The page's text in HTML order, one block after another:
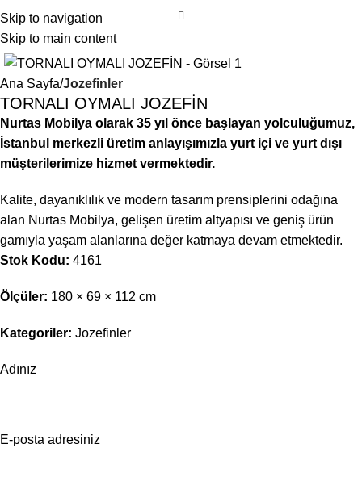
Skip to navigation
Skip to main content
Ana Sayfa Jozefinler
TORNALI OYMALI JOZEFİN
Nurtas Mobilya olarak 35 yıl önce başlayan yolculuğumuz,
İstanbul merkezli üretim anlayışımızla yurt içi ve yurt dışı
müşterilerimize hizmet vermektedir.
Kalite, dayanıklılık ve modern tasarım prensiplerini odağına
alan Nurtas Mobilya, gelişen üretim altyapısı ve geniş ürün
gamıyla yaşam alanlarına değer katmaya devam etmektedir.
Stok Kodu: 4161
Ölçüler: 180 × 69 × 112 cm
Kategoriler: Jozefinler
Adınız
E-posta adresiniz